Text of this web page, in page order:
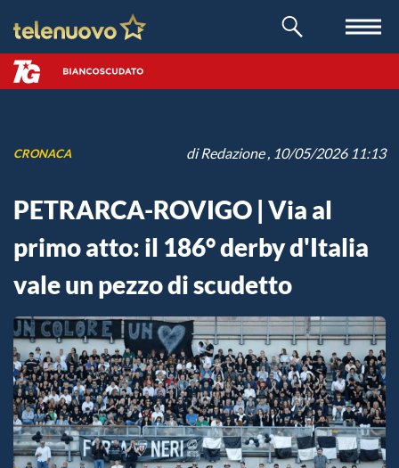
CRONACA diRedazione, 10/05/2026 11:13
PETRARCA-ROVIGO | Via al
primo atto: il 186° derby d'Italia
vale un pezzo di scudetto